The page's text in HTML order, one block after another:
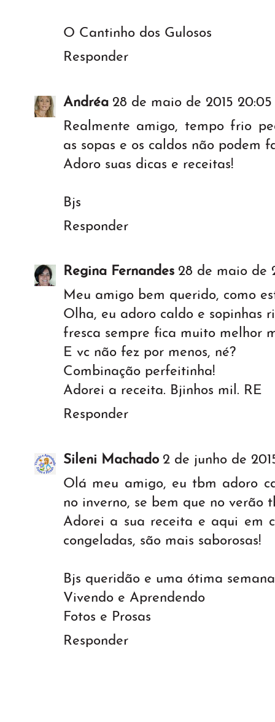
O Cantinho dos Gulosos
Responder
Andréa 28 de maio de 2015 20:05
Realmente amigo, tempo frio
as sopas e os caldos não podem
Adoro suas dicas e receitas!
Bjs
Responder
Regina Fernandes 28 de maio de
Meu amigo bem querido, como
Olha, eu adoro caldo e sopinhas
fresca sempre fica muito melhor
E vc não fez por menos, né?
Combinação perfeitinha!
Adorei a receita. Bjinhos mil. RE
Responder
Sileni Machado 2 de junho de
Olá meu amigo, eu tbm adoro
no inverno, se bem que no verão
Adorei a sua receita e aqui em
congeladas, são mais saborosas!
Bjs queridão e uma ótima
Vivendo e Aprendendo
Fotos e Prosas
Responder